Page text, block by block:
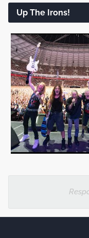
Up The Irons!